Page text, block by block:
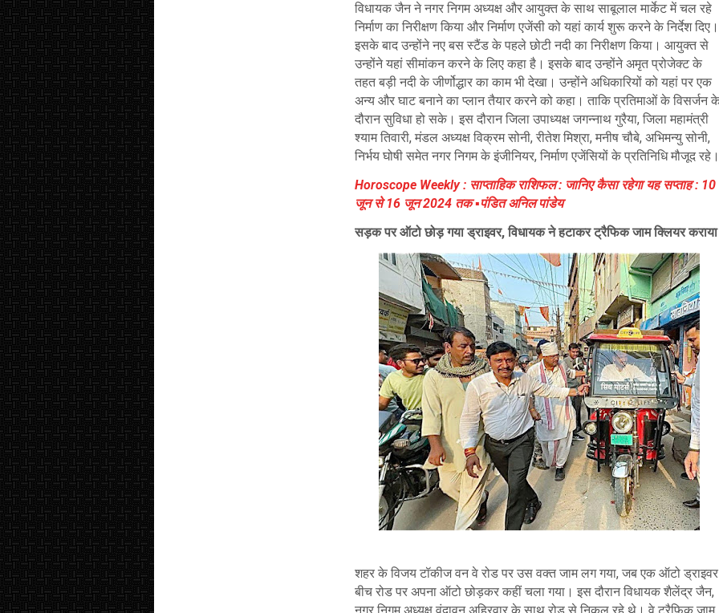
विधायक जैन ने नगर निगम अध्यक्ष और आयुक्त के साथ साबूलाल मार्केट में चल रहे
निर्माण का निरीक्षण किया और निर्माण एजेंसी को यहां कार्य शुरू करने के निर्देश दिए।
इसके बाद उन्होंने नए बस स्टैंड के पहले छोटी नदी का निरीक्षण किया। आयुक्त से
उन्होंने यहां सीमांकन करने के लिए कहा है। इसके बाद उन्होंने अमृत प्रोजेक्ट के
तहत बड़ी नदी के जीर्णोद्धार का काम भी देखा। उन्होंने अधिकारियों को यहां पर एक
अन्य और घाट बनाने का प्लान तैयार करने को कहा। ताकि प्रतिमाओं के विसर्जन
दौरान सुविधा हो सके। इस दौरान जिला उपाध्यक्ष जगन्नाथ गुरैया, जिला महामंत्री
श्याम तिवारी, मंडल अध्यक्ष विक्रम सोनी, रीतेश मिश्रा, मनीष चौबे, अभिमन्यु सोनी,
निर्भय घोषी समेत नगर निगम के इंजीनियर, निर्माण एजेंसियों के प्रतिनिधि मौजूद रहे।
Horoscope Weekly : साप्ताहिक राशिफल : जानिए कैसा रहेगा यह सप्ताह : 10
जून से 16 जून 2024 तक ▪️पंडित अनिल पांडेय
सड़क पर ऑटो छोड़ गया ड्राइवर, विधायक ने हटाकर ट्रैफिक जाम क्लियर कराया
शहर के विजय टॉकीज वन वे रोड पर उस वक्त जाम लग गया, जब एक ऑटो ड्राइवर
बीच रोड पर अपना ऑटो छोड़कर कहीं चला गया। इस दौरान विधायक शैलेंद्र जैन,